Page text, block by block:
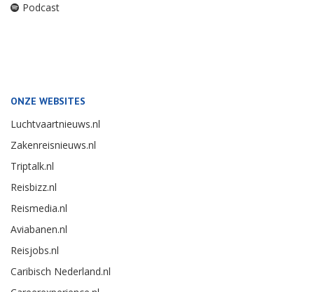
Podcast
ONZE WEBSITES
Luchtvaartnieuws.nl
Zakenreisnieuws.nl
Triptalk.nl
Reisbizz.nl
Reismedia.nl
Aviabanen.nl
Reisjobs.nl
Caribisch Nederland.nl